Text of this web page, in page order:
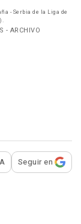
- Serbia de la Liga de
- ARCHIVO
para
Seguir en